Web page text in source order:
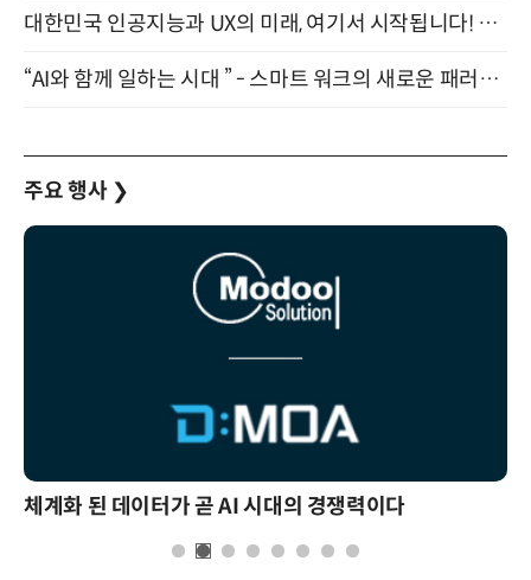
대한민국 인공지능과 UX의 미래, 여기서 시작됩니다! UX Korea 2026 - Fall 9월 2일 개최
“AI와 함께 일하는 시대 ” - 스마트 워크의 새로운 패러다임 (9/11)
주요 행사 ❯
체계화 된 데이터가 곧 AI 시대의 경쟁력이다